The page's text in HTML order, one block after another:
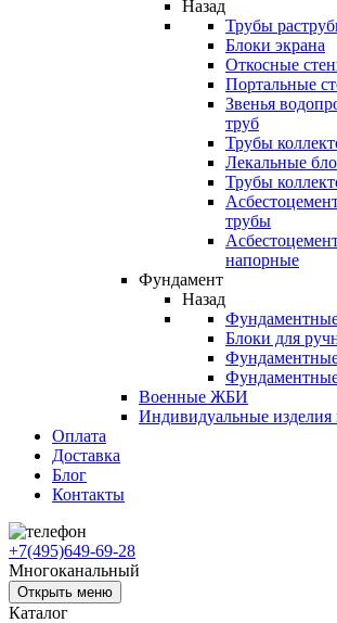
Назад
Трубы
Блоки экрана
Откосные
Портальные
Звенья
труб
Трубы
Лекальные
Трубы
трубы
напорные
Фундамент
Назад
Блоки для
Военные ЖБИ
Индивидуальные изделия
Оплата
Доставка
Блог
Контакты
+7(495)649-69-28
Многоканальный
Открыть меню
Каталог